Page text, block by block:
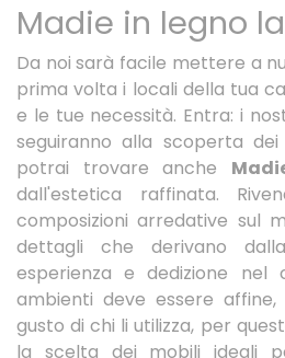
Madie in legno
Da noi sarà facile mettere a
prima volta i locali della tua
e le tue necessità. Entra: i
seguiranno alla scoperta
potrai trovare anche
dall'estetica raffinata.
composizioni arredative sul
dettagli che derivano
esperienza e dedizione nel
ambienti deve essere
gusto di chi li utilizza, per
la scelta dei mobili ideali